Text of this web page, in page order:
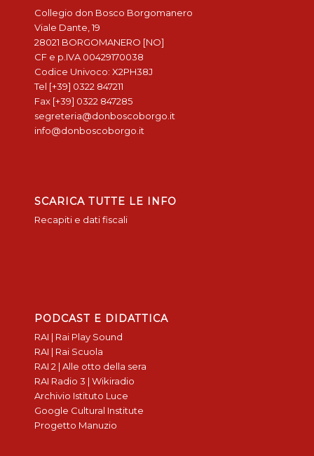
Collegio don Bosco Borgomanero
Viale Dante, 19
28021 BORGOMANERO [NO]
CF e p.IVA 00429170038
Codice Univoco: X2PH38J
Tel [+39] 0322 847211
Fax [+39] 0322 847285
segreteria@donboscoborgo.it
info@donboscoborgo.it
SCARICA TUTTE LE INFO
Recapiti e dati fiscali
PODCAST E DIDATTICA
RAI | Rai Play Sound
RAI | Rai Scuola
RAI 2 | Alle otto della sera
RAI Radio 3 | Wikiradio
Archivio Istituto Luce
Google Cultural Institute
Progetto Manuzio